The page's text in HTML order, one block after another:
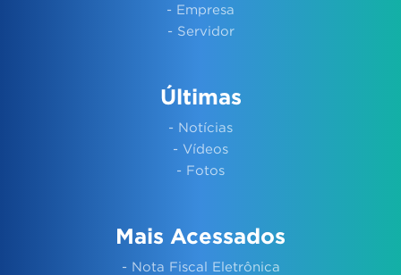
- Empresa
- Servidor
Últimas
- Notícias
- Vídeos
- Fotos
Mais Acessados
- Nota Fiscal Eletrônica